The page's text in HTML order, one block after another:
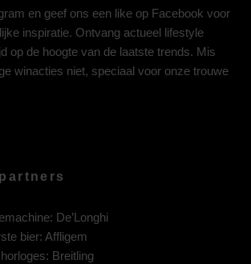
en geef ons een like op Facebook voor
inspiratie. Ontvang actueel lifestyle
op de hoogte van de laatste trends. Mis
winacties niet, speciaal voor onze trouwe
De’Longhi
bier: Affligem
Breitling